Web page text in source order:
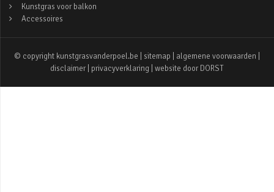
Kunstgras voor balkon
Accessoires
© copyright kunstgrasvanderpoel.be | sitemap algemene voorwaarden
disclaimer
privacyverklaring | website door DORST